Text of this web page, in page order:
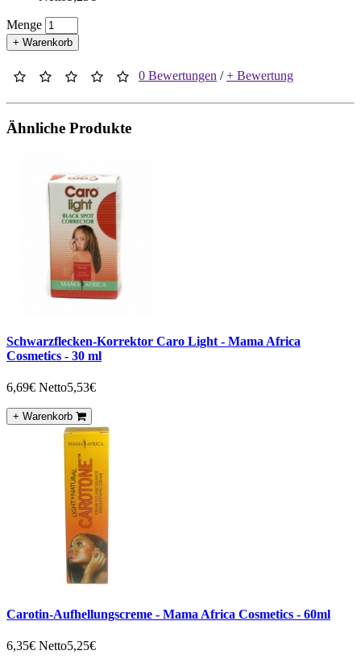
Menge
+ Warenkorb
0 Bewertungen /+ Bewertung
Ähnliche Produkte
Schwarzflecken-Korrektor Caro Light - Mama Africa
Cosmetics - 30 ml
6,69€ Netto5,53€
+ Warenkorb
Carotin-Aufhellungscreme - Mama Africa Cosmetics - 60ml
6,35€ Netto5,25€